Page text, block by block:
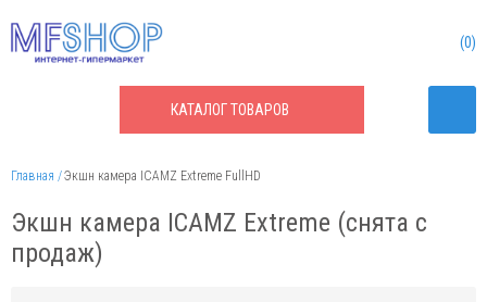
КАТАЛОГТОВАРОВ
0
Главная Экшн камера ICAMZ Extreme FullHD
Экшн камера ICAMZ Extreme (снята с
продаж)